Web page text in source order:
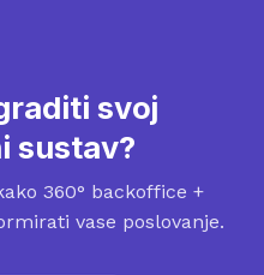
svoj
sustav?
360° backoffice +
vase poslovanje.